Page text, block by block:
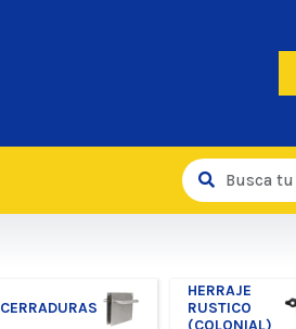
CERRADURAS
HERRAJE
RUSTICO
(COLONIAL)